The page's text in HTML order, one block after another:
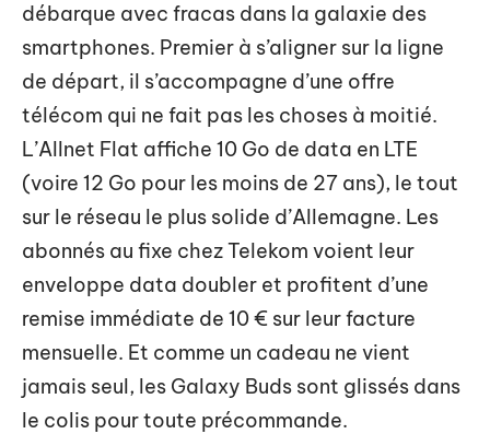
débarque avec fracas dans la galaxie des
smartphones. Premier à s’aligner sur la ligne
de départ, il s’accompagne d’une offre
télécom qui ne fait pas les choses à moitié.
L’Allnet Flat affiche 10 Go de data en LTE
(voire 12 Go pour les moins de 27 ans), le tout
sur le réseau le plus solide d’Allemagne. Les
abonnés au fixe chez Telekom voient leur
enveloppe data doubler et profitent d’une
remise immédiate de 10 € sur leur facture
mensuelle. Et comme un cadeau ne vient
jamais seul, les Galaxy Buds sont glissés dans
le colis pour toute précommande.